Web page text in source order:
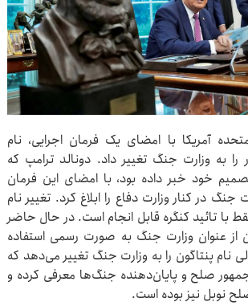
آمریکا با امضای یک فرمان اجرایی، نام
را به وزارت جنگ تغییر داد. دونالد ترامپ که
خود خبر داده بود، با امضای این فرمان
جنگ در کنار وزارت دفاع را ابلاغ کرد. تغییر نام
با تائید کنگره قابل انجام است. در حال حاضر
عنوان وزارت جنگ به صورت رسمی استفاده
نام پنتاگون را به وزارت جنگ تغییر می‌دهد که
صلح و پایان‌دهنده جنگ‌ها معرفی کرده و
نوبل نیز بوده است.